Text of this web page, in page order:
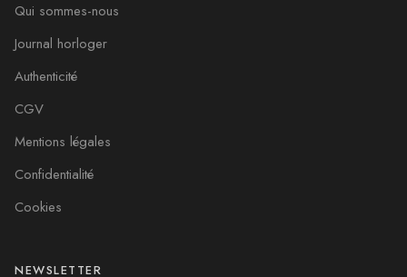
Qui sommes-nous
Journal horloger
Authenticité
CGV
Mentions légales
Confidentialité
Cookies
NEWSLETTER